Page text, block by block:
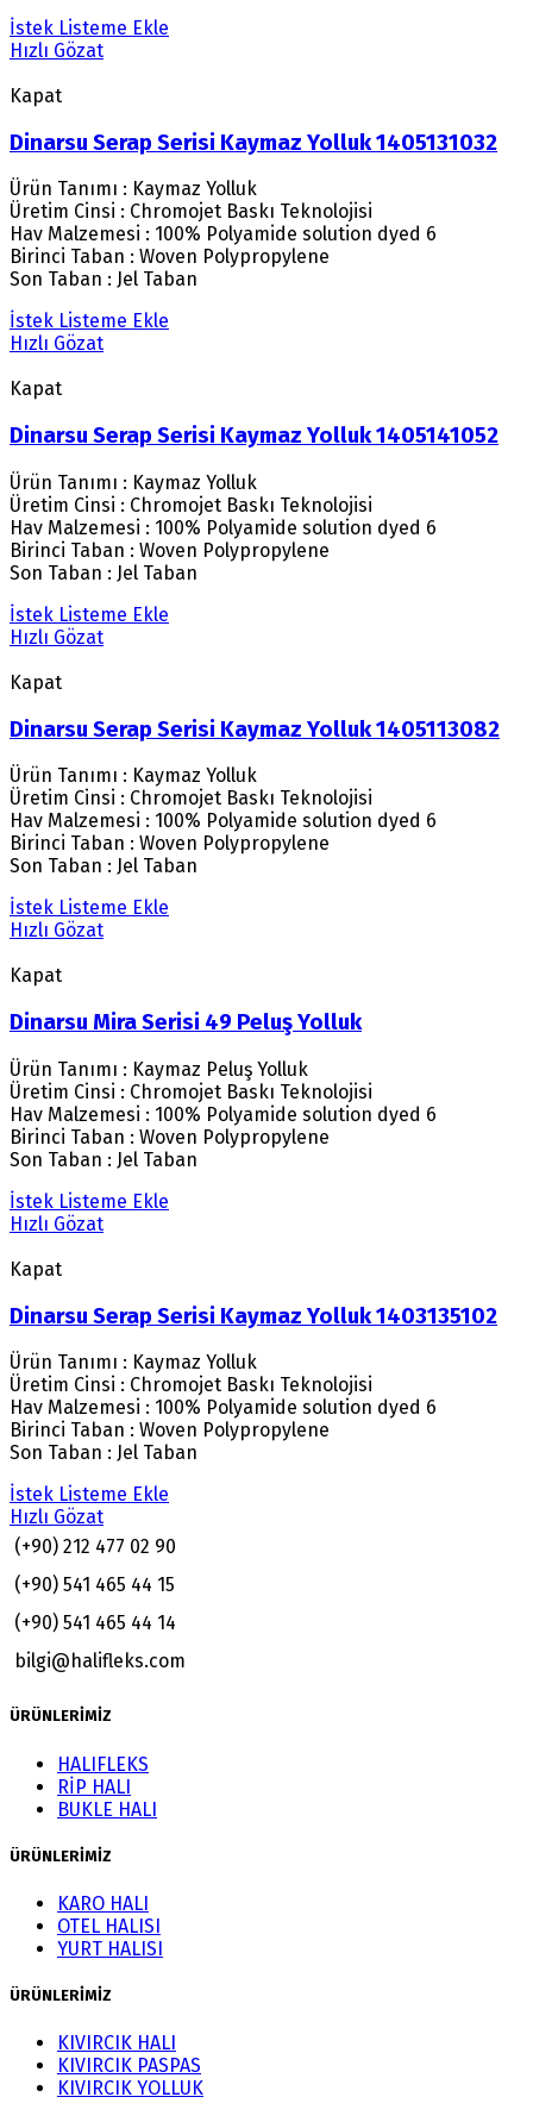
İstek Listeme Ekle
Hızlı Gözat
Kapat
Dinarsu Serap Serisi Kaymaz Yolluk 1405131032
Ürün Tanımı : Kaymaz Yolluk
Üretim Cinsi : Chromojet Baskı Teknolojisi
Hav Malzemesi : 100% Polyamide solution dyed 6
Birinci Taban : Woven Polypropylene
Son Taban : Jel Taban
İstek Listeme Ekle
Hızlı Gözat
Kapat
Dinarsu Serap Serisi Kaymaz Yolluk 1405141052
Ürün Tanımı : Kaymaz Yolluk
Üretim Cinsi : Chromojet Baskı Teknolojisi
Hav Malzemesi : 100% Polyamide solution dyed 6
Birinci Taban : Woven Polypropylene
Son Taban : Jel Taban
İstek Listeme Ekle
Hızlı Gözat
Kapat
Dinarsu Serap Serisi Kaymaz Yolluk 1405113082
Ürün Tanımı : Kaymaz Yolluk
Üretim Cinsi : Chromojet Baskı Teknolojisi
Hav Malzemesi : 100% Polyamide solution dyed 6
Birinci Taban : Woven Polypropylene
Son Taban : Jel Taban
İstek Listeme Ekle
Hızlı Gözat
Kapat
Dinarsu Mira Serisi 49 Peluş Yolluk
Ürün Tanımı : Kaymaz Peluş Yolluk
Üretim Cinsi : Chromojet Baskı Teknolojisi
Hav Malzemesi : 100% Polyamide solution dyed 6
Birinci Taban : Woven Polypropylene
Son Taban : Jel Taban
İstek Listeme Ekle
Hızlı Gözat
Kapat
Dinarsu Serap Serisi Kaymaz Yolluk 1403135102
Ürün Tanımı : Kaymaz Yolluk
Üretim Cinsi : Chromojet Baskı Teknolojisi
Hav Malzemesi : 100% Polyamide solution dyed 6
Birinci Taban : Woven Polypropylene
Son Taban : Jel Taban
İstek Listeme Ekle
Hızlı Gözat
(+90) 212 477 02 90
(+90) 541 465 44 15
(+90) 541 465 44 14
bilgi@halifleks.com
ÜRÜNLERİMİZ
HALIFLEKS
RİP HALI
BUKLE HALI
ÜRÜNLERİMİZ
KARO HALI
OTEL HALISI
YURT HALISI
ÜRÜNLERİMİZ
KIVIRCIK HALI
KIVIRCIK PASPAS
KIVIRCIK YOLLUK